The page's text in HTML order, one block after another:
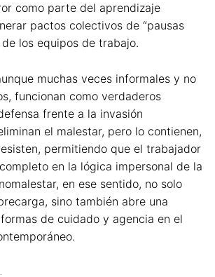
como parte del aprendizaje
pactos colectivos de “pausas
los equipos de trabajo.
muchas veces informales y no
funcionan como verdaderos
frente a la invasión
el malestar, pero lo contienen,
permitiendo que el trabajador
en la lógica impersonal de la
en ese sentido, no solo
sino también abre una
de cuidado y agencia en el